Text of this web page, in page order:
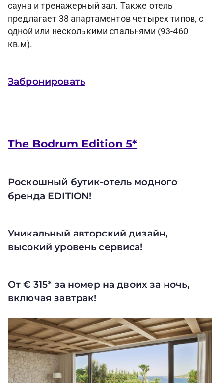
сауна и тренажерный зал. Также отель
предлагает 38 апартаментов четырех типов, с
одной или несколькими спальнями (93-460
кв.м).
Забронировать
The Bodrum Edition 5*
Роскошный бутик-отель модного
бренда EDITION!
Уникальный авторский дизайн,
высокий уровень сервиса!
От € 315* за номер на двоих за ночь,
включая завтрак!